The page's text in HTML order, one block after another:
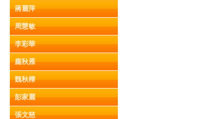
蔣麗萍
周慧敏
李彩華
龐秋雁
魏秋樺
彭家麗
張文慈